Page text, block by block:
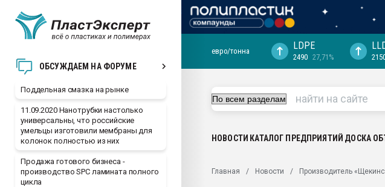
ОБСУЖДАЕМ НА ФОРУМЕ
Поддельная смазка на рынке
11.09.2020 Нанотрубки настолько
универсальны, что российские
умельцы изготовили мембраны для
колонок полностью из них
Продажа готового бизнеса -
производство SPC ламината полного
цикла
ближайшее подмосковье, с.-в.
Подмосковье, Москва
первый план в переработке
28.07.2026 "Технониколь" довольна
ситуацией на строительном рынке
евро/тонна LDPE
2490 27,71%
НОВОСТИ КАТАЛОГ ПРЕДПРИЯТИЙ ДОСКА
Главная Новости Производитель